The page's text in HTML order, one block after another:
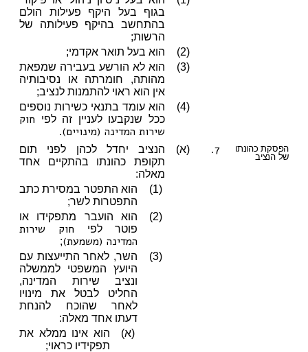
בגוף בעל היקף פעילות הולם
בהתחשב בהיקף פעילותה של
הרשות;
(2)
הוא בעל תואר אקדמי;
(3)
הוא לא הורשע בעבירה שמפאת
מהותה, חומרתה או נסיבותיה
אין הוא ראוי להתמנות לנציב;
(4)
הוא עומד בתנאי כשירות נוספים
ככל שנקבעו לעניין זה לפי חוק
שירות המדינה (מינויים).
7.
הפסקת כהונתו
של הנציב
(א)
הנציב יחדל לכהן לפני תום
תקופת כהונתו בהתקיים אחד
מאלה:
(1)
הוא התפטר במסירת כתב
התפטרות לשר;
(2)
הוא הועבר מתפקידו או
פוטר לפי חוק שירות
המדינה (משמעת);
(3)
השר, לאחר התייעצות עם
היועץ המשפטי לממשלה
ונציב שירות המדינה,
החליט לבטל את מינויו
לאחר שהוכח להנחת
דעתו אחד מאלה:
(א)
הוא אינו ממלא את
תפקידיו כראוי;